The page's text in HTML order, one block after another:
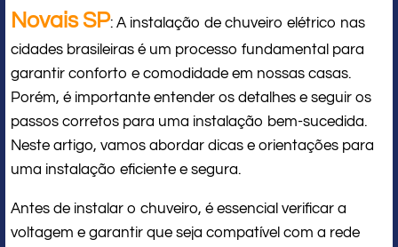
Novais SP: A instalação de chuveiro elétrico nas
cidades brasileiras é um processo fundamental para
garantir conforto e comodidade em nossas casas.
Porém, é importante entender os detalhes e seguir os
passos corretos para uma instalação bem-sucedida.
Neste artigo, vamos abordar dicas e orientações para
uma instalação eficiente e segura.
Antes de instalar o chuveiro, é essencial verificar a
voltagem e garantir que seja compatível com a rede